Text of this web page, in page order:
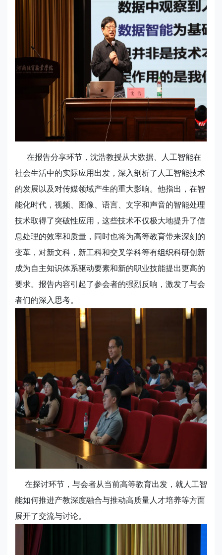
在报告分享环节，沈浩教授从大数据、人工智能在
社会生活中的实际应用出发，深入剖析了人工智能技术
的发展以及对传媒领域产生的重大影响。他指出，在智
能化时代，视频、图像、语言、文字和声音的智能处理
技术取得了突破性应用，这些技术不仅极大地提升了信
息处理的效率和质量，同时也将为高等教育带来深刻的
变革，对新文科，新工科和交叉学科等有组织科研创新
成为自主知识体系驱动要素和新的职业技能提出更高的
要求。报告内容引起了参会者的强烈反响，激发了与会
者们的深入思考。
在探讨环节，与会者从当前高等教育出发，就人工智
能如何推进产教深度融合与推动高质量人才培养等方面
展开了交流与讨论。